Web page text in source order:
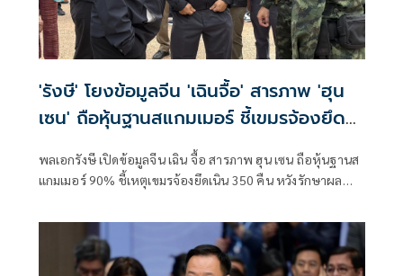
'รังษี' โยงข้อมูลจีน 'เฉินจื้อ' สารภาพ 'ฮุน
เซน' ถือหุ้นฐานสแกมเมอร์ ชี้เขมรจ้องยึด
พลเอกรังษี เปิดข้อมูลจีน เฉิน จื้อ สารภาพ ฮุน เซน ถือหุ้นฐานส
แกมเมอร์ 90% ชี้เหตุเขมรจ้องยึดเนิน 350 คืน หวังรักษาผล